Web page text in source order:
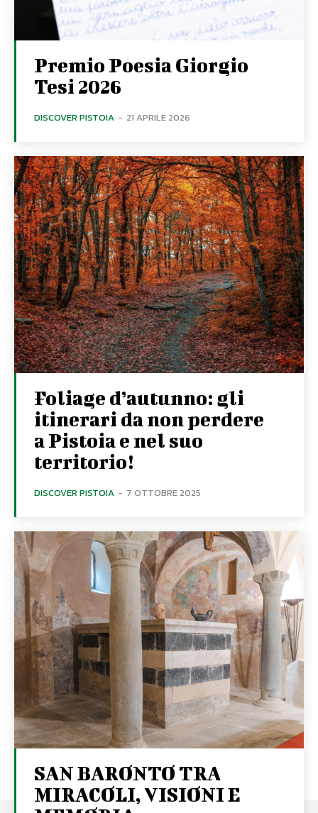
Premio Poesia Giorgio
Tesi 2026
DISCOVER PISTOIA - 21 APRILE 2026
Foliage d’autunno: gli
itinerari da non perdere
a Pistoia e nel suo
territorio!
DISCOVER PISTOIA - 7 OTTOBRE 2025
SAN BARONTO TRA
MIRACOLI, VISIONI E